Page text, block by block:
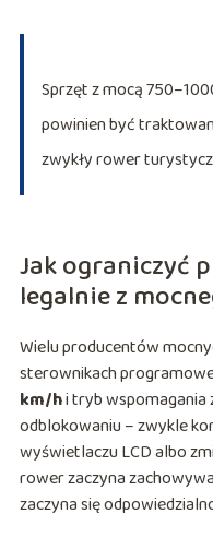
Sprzęt z mocą
powinien być
zwykły rower
Jak ograniczyć
legalnie z
Wielu producentów
sterownikach
km/hi tryb wspomagania
odblokowaniu – zwykle
wyświetlaczu LCD albo
rower zaczyna
zaczyna się